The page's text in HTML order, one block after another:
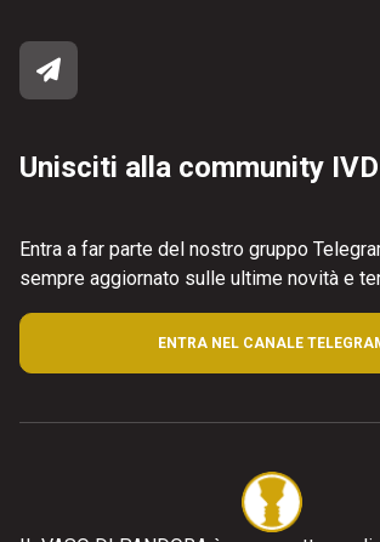
Unisciti alla community
Entra a far parte del nostro gruppo
sempre aggiornato sulle ultime novità e
ENTRA NEL CANALE